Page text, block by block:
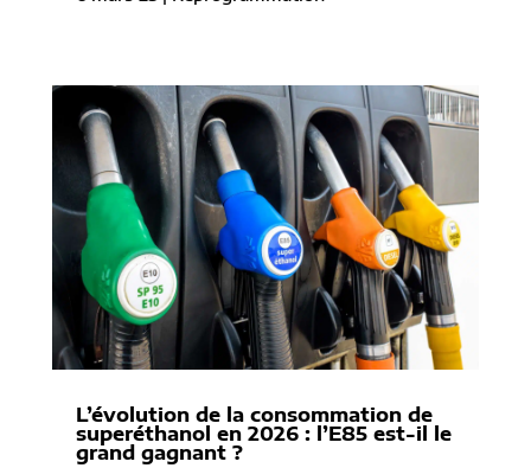
L’évolution de la consommation de
superéthanol en 2026 : l’E85 est-il le
grand gagnant ?